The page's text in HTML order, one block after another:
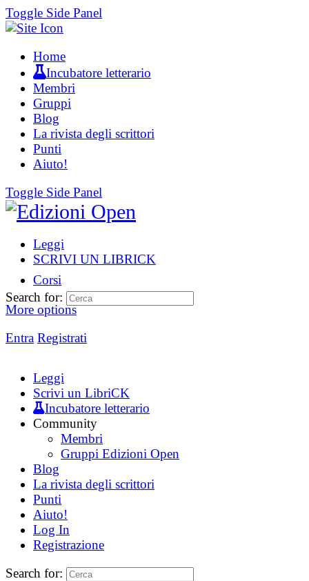
Toggle Side Panel
Home
Incubatore letterario
Membri
Gruppi
Blog
La rivista degli scrittori
Punti
Aiuto!
Toggle Side Panel
Leggi
SCRIVI UN LIBRICK
Corsi
More options
Entra Registrati
Search for:
Leggi
Scrivi un LibriCK
Incubatore letterario
Community
Membri
Gruppi Edizioni Open
Blog
La rivista degli scrittori
Punti
Aiuto!
Log In
Registrazione
Search for: